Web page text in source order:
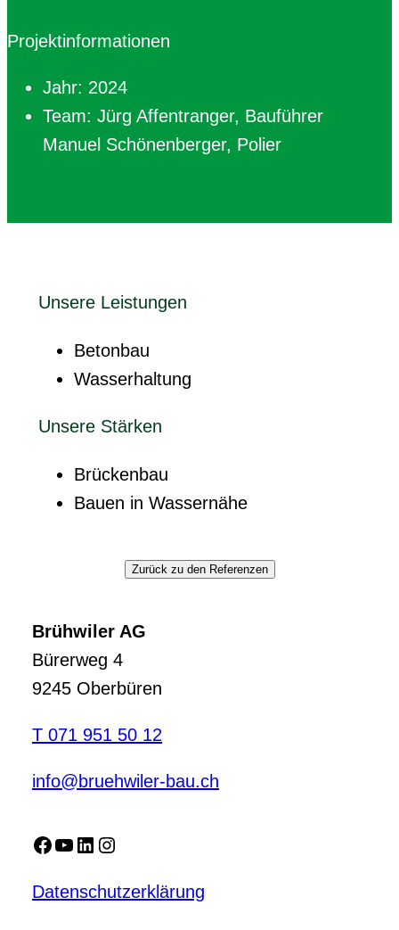
Projektinformationen
Jahr: 2024
Team: Jürg Affentranger, Bauführer
Manuel Schönenberger, Polier
Unsere Leistungen
Betonbau
Wasserhaltung
Unsere Stärken
Brückenbau
Bauen in Wassernähe
Zurück zu den Referenzen
Brühwiler AG
Bürerweg 4
9245 Oberbüren
T 071 951 50 12
info@bruehwiler-bau.ch
Facebook YouTube LinkedIn Instagram
Datenschutzerklärung